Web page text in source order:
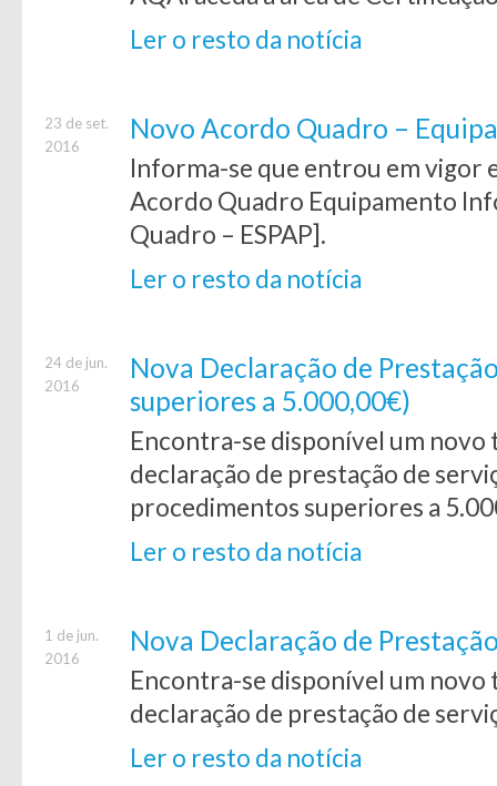
Ler o resto da notícia
23 de set.
2016
Novo Acordo Quadro –
Informa-se que entrou em
Acordo Quadro Equipamento
Quadro – ESPAP].
Ler o resto da notícia
24 de jun.
2016
Nova Declaração de
superiores a 5.000,00€)
Encontra-se disponível um
declaração de prestação de
procedimentos superiores a
Ler o resto da notícia
1 de jun.
2016
Nova Declaração de
Encontra-se disponível um
declaração de prestação de
Ler o resto da notícia